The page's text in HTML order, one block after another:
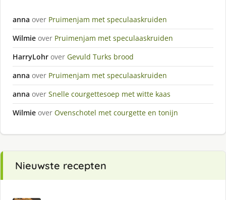
anna over Pruimenjam met speculaaskruiden
Wilmie over Pruimenjam met speculaaskruiden
HarryLohr over Gevuld Turks brood
anna over Pruimenjam met speculaaskruiden
anna over Snelle courgettesoep met witte kaas
Wilmie over Ovenschotel met courgette en tonijn
Nieuwste recepten